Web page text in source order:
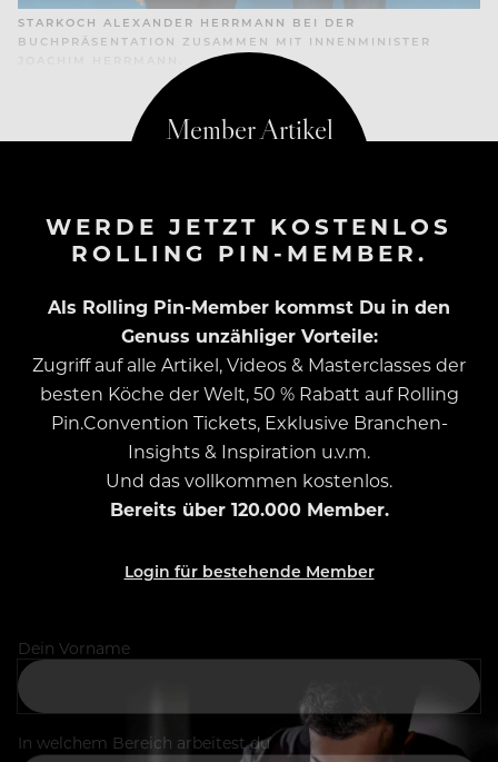
STARKOCH ALEXANDER HERRMANN BEI DER
BUCHPRÄSENTATION ZUSAMMEN MIT INNENMINISTER
WERDE JETZT KOSTENLOS
ROLLING PIN-MEMBER.
Als Rolling Pin-Member kommst Du in den
Genuss unzähliger Vorteile:
Zugriff auf alle Artikel, Videos & Masterclasses der
besten Köche der Welt, 50 % Rabatt auf Rolling
Pin.Convention Tickets, Exklusive Branchen-
Insights & Inspiration u.v.m.
Und das vollkommen kostenlos.
Bereits über 120.000 Member.
Login für bestehende Member
Dein Vorname
In welchem Bereich arbeitest du